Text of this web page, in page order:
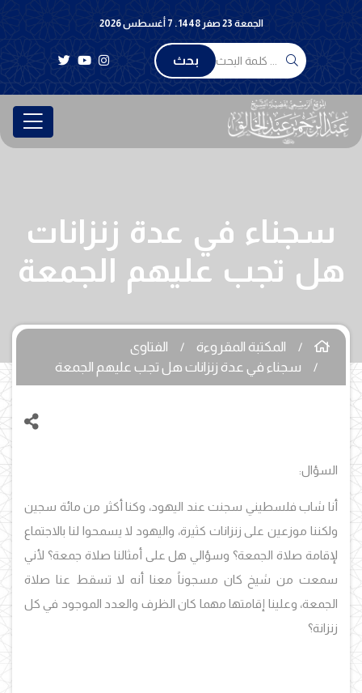
الجمعة 23 صفر 1448 . 7 أغسطس 2026
بحث
سجناء في عدة زنزانات
هل تجب عليهم الجمعة
المكتبة المقروءة
الفتاوى
سجناء في عدة زنزانات هل تجب عليهم الجمعة
السؤال:
أنا شاب فلسطيني سجنت عند اليهود، وكنا أكثر من مائة سجين
ولكننا موزعين على زنزانات كثيرة، واليهود لا يسمحوا لنا بالاجتماع
لإقامة صلاة الجمعة؟ وسؤالي هل على أمثالنا صلاة جمعة؟ لأني
سمعت من شيخ كان مسجوناً معنا أنه لا تسقط عنا صلاة
الجمعة، وعلينا إقامتها مهما كان الظرف والعدد الموجود في كل
زنزانة؟